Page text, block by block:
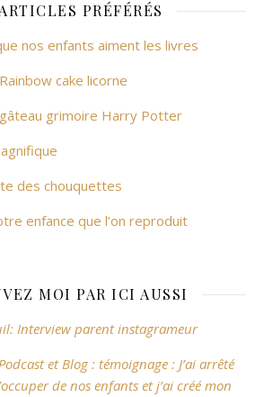
PRÉFÉRÉS
nos enfants aiment les livres
cake licorne
grimoire Harry Potter
des chouquettes
enfance que l’on reproduit
MOI PAR ICI AUSSI
Interview parent instagrameur
et Blog : témoignage : J’ai arrêté
de nos enfants et j’ai créé mon